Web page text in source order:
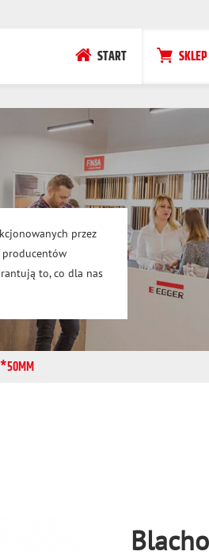
START SKLEP
przez
producentów
to, co dla nas